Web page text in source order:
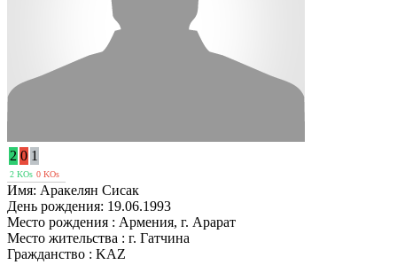
2 0 1
2 KOs 0 KOs
Имя: Аракелян Сисак
День рождения: 19.06.1993
Место рождения : Армения, г. Арарат
Место жительства : г. Гатчина
Гражданство : KAZ